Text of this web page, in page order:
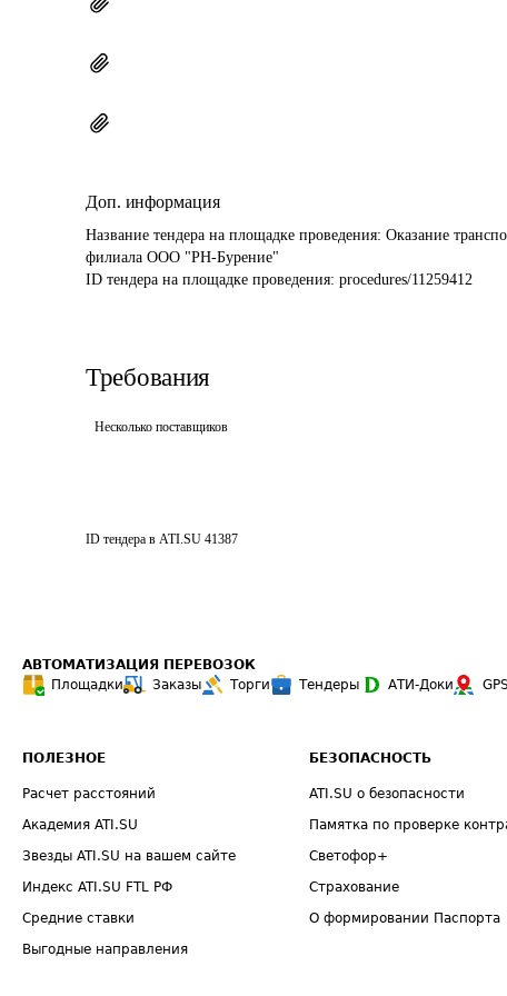
Доп. информация
Название тендера на площадке проведения: Оказание
филиала ООО "РН-Бурение"
ID тендера на площадке проведения: procedures/11259412
Требования
Несколько поставщиков
ID тендера в ATI.SU 41387
АВТОМАТИЗАЦИЯ ПЕРЕВОЗОК
Площадки
Заказы Торги Тендеры АТИ-Доки
ПОЛЕЗНОЕ
Расчет расстояний
Академия ATI.SU
Звезды ATI.SU на вашем сайте
Индекс ATI.SU FTL РФ
Средние ставки
Выгодные направления
БЕЗОПАСНОСТЬ
ATI.SU о безопасности
Памятка по проверке
Светофор+
Страхование
О формировании Паспорта